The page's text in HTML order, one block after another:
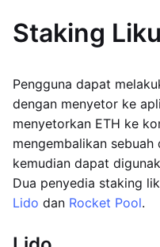
Staking
Pengguna dapat
dengan menyetor ke
menyetorkan ETH ke
mengembalikan
kemudian dapat
Dua penyedia staking
Lido dan Rocket Pool.